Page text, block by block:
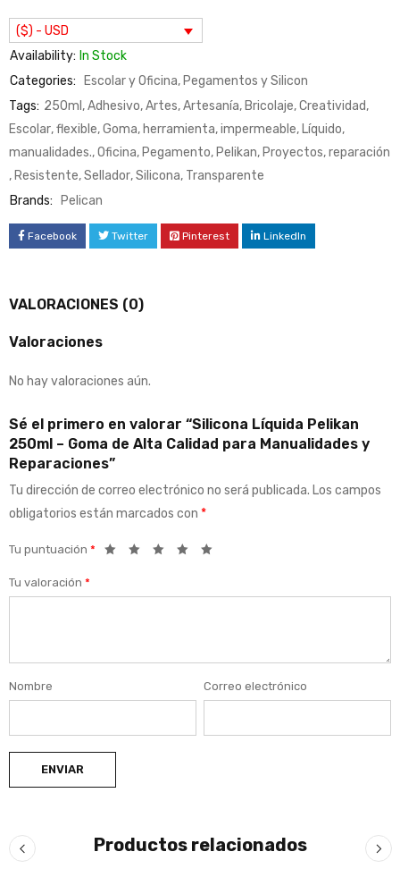
($) - USD
Availability: In Stock
Categories: Escolar y Oficina,Pegamentos y Silicon
Tags: 250ml,Adhesivo,Artes,Artesanía,Bricolaje,Creatividad,
Escolar,flexible,Goma,herramienta,impermeable,Líquido,
manualidades.,Oficina,Pegamento,Pelikan,Proyectos,reparación
,Resistente,Sellador,Silicona, Transparente
Brands: Pelican
Facebook Twitter Pinterest LinkedIn
VALORACIONES (0)
Valoraciones
No hay valoraciones aún.
Sé el primero en valorar “Silicona Líquida Pelikan
250ml – Goma de Alta Calidad para Manualidades y
Reparaciones”
Tu dirección de correo electrónico no será publicada. Los campos
obligatorios están marcados con *
Tu puntuación *
Tu valoración *
Nombre Correo electrónico
Productos relacionados